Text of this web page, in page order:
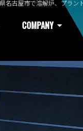
名古屋市で溶解炉、プラン
04
COMPANYarrow_drop_down
01
04